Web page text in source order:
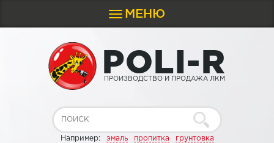
Toggle
navigation
МЕНЮ
POLI-R
ПРОИЗВОДСТВО И ПРОДАЖА ЛКМ
Например: эмаль пропитка грунтовка